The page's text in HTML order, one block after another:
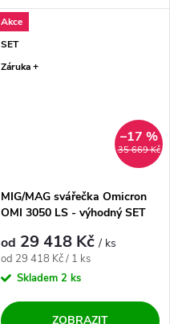
Akce
SET
Záruka +
35 669 Kč
–17 %
MIG/MAG svářečka Omicron
OMI 3050 LS - výhodný SET
od 29 418 Kč/ ks
Měrná cena:
od 29 418 Kč / 1 ks
Skladem 2 ks
ZOBRAZIT